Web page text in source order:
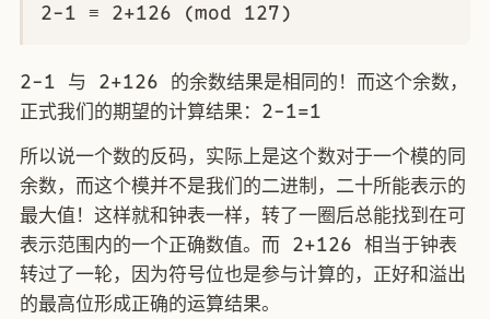
2-1 ≡ 2+126 (mod 127)
2-1 与 2+126 的余数结果是相同的！而这个余数，
正式我们的期望的计算结果：2-1=1
所以说一个数的反码，实际上是这个数对于一个模的同
余数，而这个模并不是我们的二进制，二十所能表示的
最大值！这样就和钟表一样，转了一圈后总能找到在可
表示范围内的一个正确数值。而 2+126 相当于钟表
转过了一轮，因为符号位也是参与计算的，正好和溢出
的最高位形成正确的运算结果。